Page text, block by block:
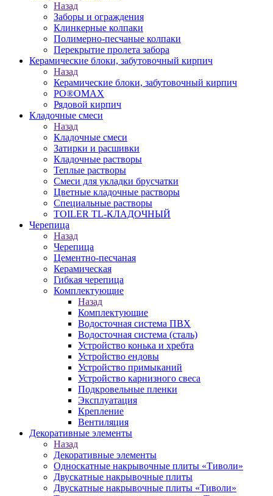
Назад
Заборы и ограждения
Клинкерные колпаки
Полимерно-песчаные колпаки
Перекрытие пролета забора
Керамические блоки, забутовочный кирпич
Назад
Керамические блоки, забутовочный кирпич
PO®OMAX
Рядовой кирпич
Кладочные смеси
Назад
Кладочные смеси
Затирки и расшивки
Кладочные растворы
Теплые растворы
Смеси для укладки брусчатки
Цветные кладочные растворы
Специальные растворы
TOILER TL-КЛАДОЧНЫЙ
Черепица
Назад
Черепица
Цементно-песчаная
Керамическая
Гибкая черепица
Комплектующие
Назад
Комплектующие
Водосточная система ПВХ
Водосточная система (сталь)
Устройство конька и хребта
Устройство ендовы
Устройство примыканий
Устройство карнизного свеса
Подкровельные пленки
Эксплуатация
Крепление
Вентиляция
Декоративные элементы
Назад
Декоративные элементы
Односкатные накрывочные плиты «Тиволи»
Двускатные накрывочные плиты
Двускатные накрывочные плиты «Тиволи»